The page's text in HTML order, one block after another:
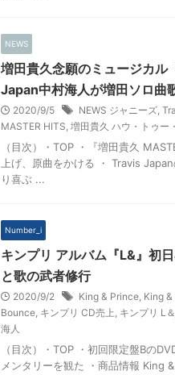
NEWS
増田貴久念願のミュージカ
Japan中村海人が増田ソロ曲
2020/9/5 NEWS ジャニーズ,
MASTER HITS, 増田貴久 ハウ・トゥー
（目次）・TOP ・『増田貴久
上げ、原曲をかける ・ Travis
り喜ぶ ...
Number_i
キンプリ アルバム『L&』初
と歌の武者修行
2020/9/2 King & Prince, King
Bounce, キンプリ CD売上, キンプリ L＆
海人
（目次）・TOP ・初回限定盤Bの
メンタリーを観た ・商品情報 King